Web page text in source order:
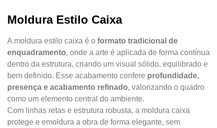
Moldura Estilo Caixa
A moldura estilo caixa é o formato tradicional de
enquadramento, onde a arte é aplicada de forma contínua
dentro da estrutura, criando um visual sólido, equilibrado e
bem definido. Esse acabamento confere profundidade,
presença e acabamento refinado, valorizando o quadro
como um elemento central do ambiente.
Com linhas retas e estrutura robusta, a moldura caixa
protege e emoldura a obra de forma elegante, sem